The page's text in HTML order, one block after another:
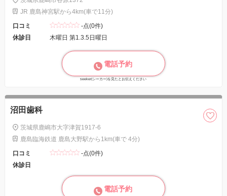
JR 鹿島神宮駅から4km(車で11分)
口コミ
-点(0件)
休診日
木曜日 第1.3.5日曜日
電話予約
seeker(シーカー)を見たとお伝えください
沼田歯科
茨城県鹿嶋市大字津賀1917-6
鹿島臨海鉄道 鹿島大野駅から1km(車で 4分)
口コミ
-点(0件)
休診日
電話予約